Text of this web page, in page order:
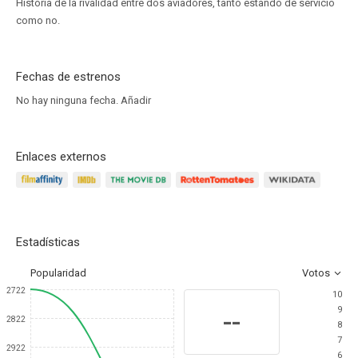
Historia de la rivalidad entre dos aviadores, tanto estando de servicio
como no.
Fechas de estrenos
No hay ninguna fecha. Añadir
Enlaces externos
Estadísticas
Popularidad Votos
2722
2822
2922
--
10
9
8
7
6